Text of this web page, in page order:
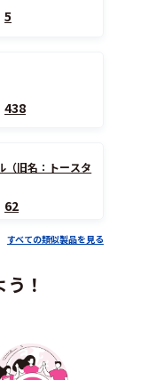
5
438
（旧名：トースタ
62
すべての類似製品を見る
！